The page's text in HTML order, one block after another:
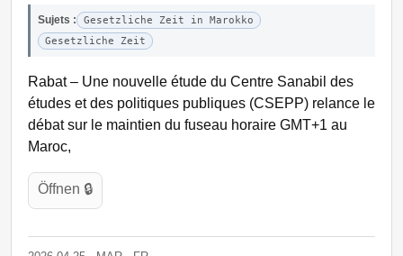
Sujets :
Gesetzliche Zeit in Marokko
Gesetzliche Zeit
Rabat – Une nouvelle étude du Centre Sanabil des
études et des politiques publiques (CSEPP) relance le
débat sur le maintien du fuseau horaire GMT+1 au
Maroc,
Öffnen 🔒